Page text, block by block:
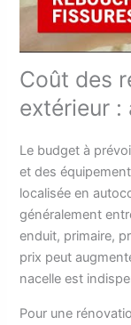
Coût des
extérieur
Le budget à
et des
localisée en
généralement
enduit, primaire,
prix peut
nacelle est
Pour une